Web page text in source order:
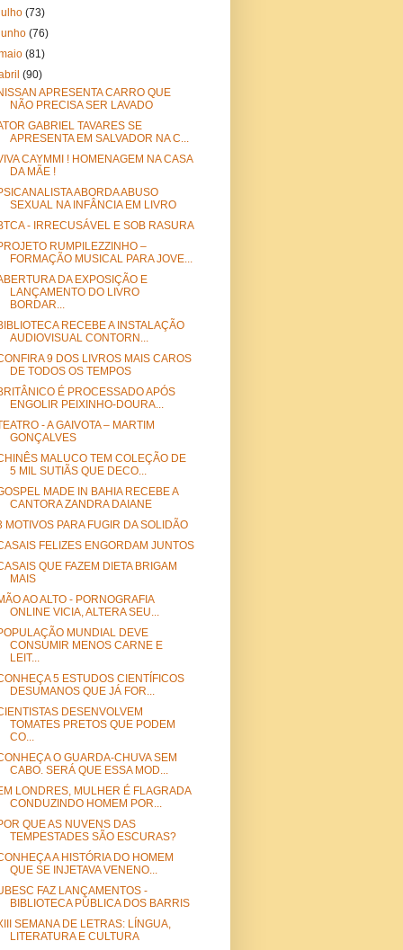
(73)
(76)
(81)
(90)
APRESENTA CARRO QUE
NÃO PRECISA SER LAVADO
GABRIEL TAVARES SE
APRESENTA EM SALVADOR NA C...
CAYMMI ! HOMENAGEM NA CASA
DA MÃE !
ABORDA ABUSO
SEXUAL NA INFÂNCIA EM LIVRO
- IRRECUSÁVEL E SOB RASURA
RUMPILEZZINHO –
FORMAÇÃO MUSICAL PARA JOVE...
DA EXPOSIÇÃO E
LANÇAMENTO DO LIVRO
BORDAR...
RECEBE A INSTALAÇÃO
AUDIOVISUAL CONTORN...
9 DOS LIVROS MAIS CAROS
DE TODOS OS TEMPOS
É PROCESSADO APÓS
ENGOLIR PEIXINHO-DOURA...
- A GAIVOTA – MARTIM
GONÇALVES
MALUCO TEM COLEÇÃO DE
5 MIL SUTIÃS QUE DECO...
MADE IN BAHIA RECEBE A
CANTORA ZANDRA DAIANE
MOTIVOS PARA FUGIR DA SOLIDÃO
FELIZES ENGORDAM JUNTOS
QUE FAZEM DIETA BRIGAM
MAIS
AO ALTO - PORNOGRAFIA
ONLINE VICIA, ALTERA SEU...
MUNDIAL DEVE
CONSUMIR MENOS CARNE E
LEIT...
5 ESTUDOS CIENTÍFICOS
DESUMANOS QUE JÁ FOR...
DESENVOLVEM
TOMATES PRETOS QUE PODEM
CO...
O GUARDA-CHUVA SEM
CABO. SERÁ QUE ESSA MOD...
LONDRES, MULHER É FLAGRADA
CONDUZINDO HOMEM POR...
QUE AS NUVENS DAS
TEMPESTADES SÃO ESCURAS?
A HISTÓRIA DO HOMEM
QUE SE INJETAVA VENENO...
FAZ LANÇAMENTOS -
BIBLIOTECA PÚBLICA DOS BARRIS
SEMANA DE LETRAS: LÍNGUA,
LITERATURA E CULTURA